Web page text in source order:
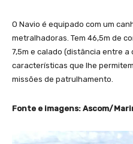
O Navio é equipado com um
metralhadoras. Tem 46,5m de
7,5m e calado (distância entre a
características que lhe
missões de patrulhamento.
Fonte e imagens: Ascom/